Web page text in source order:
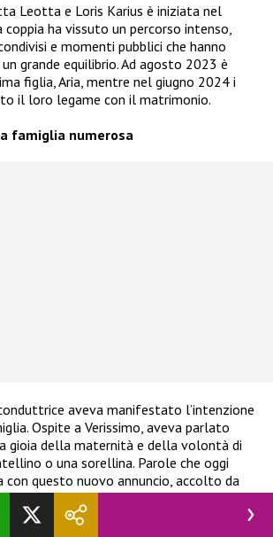
Leotta e Loris Karius è iniziata nel
ha vissuto un percorso intenso,
e momenti pubblici che hanno
grande equilibrio. Ad agosto 2023 è
figlia, Aria, mentre nel giugno 2024 i
il loro legame con il matrimonio.
famiglia numerosa
aveva manifestato l’intenzione
Ospite a Verissimo, aveva parlato
gioia della maternità e della volontà di
o una sorellina. Parole che oggi
questo nuovo annuncio, accolto da